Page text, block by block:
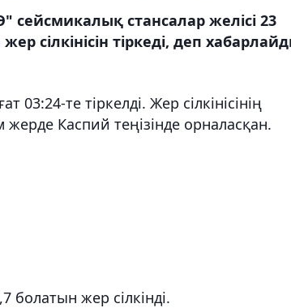
сейсмикалық стансалар желісі 23
сілкінісін тіркеді, деп
те тіркелді. Жер сілкінісінің
Каспий теңізінде орналасқан.
болатын жер сілкінді.